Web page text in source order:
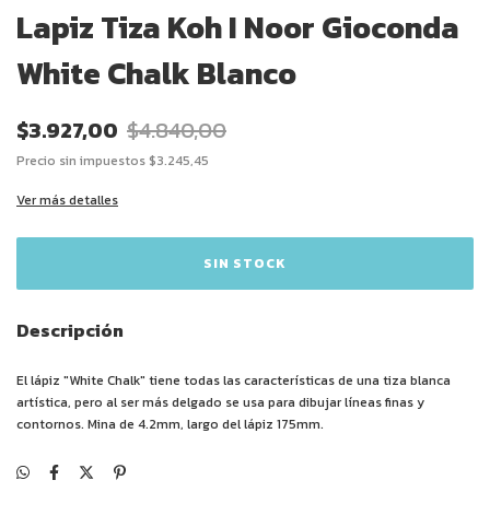
Lapiz Tiza Koh I Noor Gioconda
White Chalk Blanco
$3.927,00 $4.840,00
Precio sin impuestos$3.245,45
Ver más detalles
Descripción
El lápiz "White Chalk" tiene todas las características de una tiza blanca
artística, pero al ser más delgado se usa para dibujar líneas finas y
contornos. Mina de 4.2mm, largo del lápiz 175mm.